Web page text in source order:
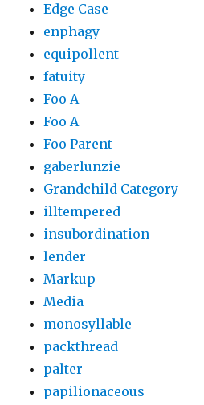
Edge Case
enphagy
equipollent
fatuity
Foo A
Foo A
Foo Parent
gaberlunzie
Grandchild Category
illtempered
insubordination
lender
Markup
Media
monosyllable
packthread
palter
papilionaceous